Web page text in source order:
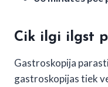
Cik ilgi ilgst
Gastroskopija
gastroskopijas tiek